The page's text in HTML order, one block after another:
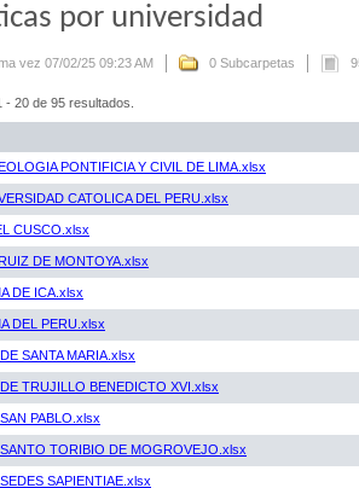
por universidad
vez 07/02/25 09:23 AM 0 Subcarpetas
20 de 95 resultados.
PONTIFICIA Y CIVIL DE LIMA.xlsx
CATOLICA DEL PERU.xlsx
CUSCO.xlsx
DE MONTOYA.xlsx
DE ICA.xlsx
DEL PERU.xlsx
SANTA MARIA.xlsx
TRUJILLO BENEDICTO XVI.xlsx
PABLO.xlsx
TORIBIO DE MOGROVEJO.xlsx
SAPIENTIAE.xlsx